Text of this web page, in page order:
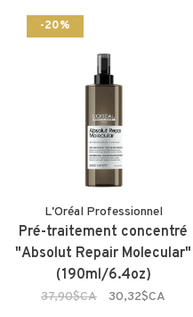
-20%
L'Oréal Professionnel
Pré-traitement concentré
"Absolut Repair Molecular"
(190ml/6.4oz)
37,90$CA 30,32$CA